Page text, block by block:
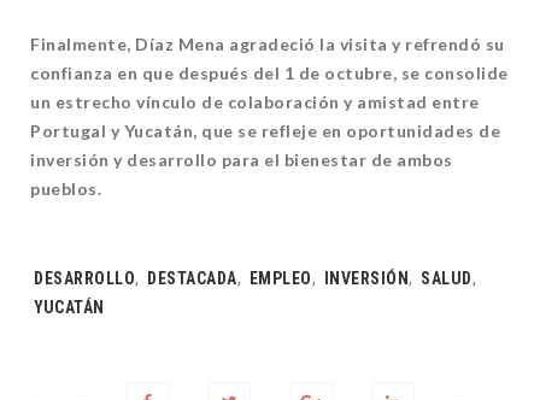
Finalmente, Díaz Mena agradeció la visita y refrendó su
confianza en que después del 1 de octubre, se consolide
un estrecho vínculo de colaboración y amistad entre
Portugal y Yucatán, que se refleje en oportunidades de
inversión y desarrollo para el bienestar de ambos
pueblos.
Tags:
DESARROLLO, DESTACADA, EMPLEO, INVERSIÓN, SALUD,
YUCATÁN